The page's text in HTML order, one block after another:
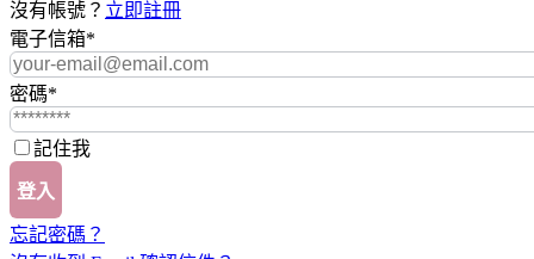
沒有帳號？ 立即註冊
電子信箱*
密碼*
記住我
登入
忘記密碼？